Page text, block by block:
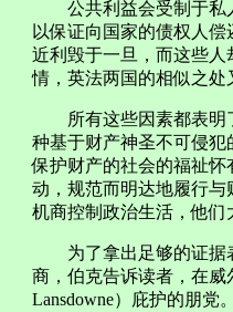
公共利益会受制于私人
以保证向国家的债权人
近利毁于一旦，而这些
情，英法两国的相似之处
所有这些因素都表明了
种基于财产神圣不可侵
保护财产的社会的福祉
动，规范而明达地履行
机商控制政治生活，他们
为了拿出足够的证据表
商，伯克告诉读者，在
Lansdowne）庇护的朋